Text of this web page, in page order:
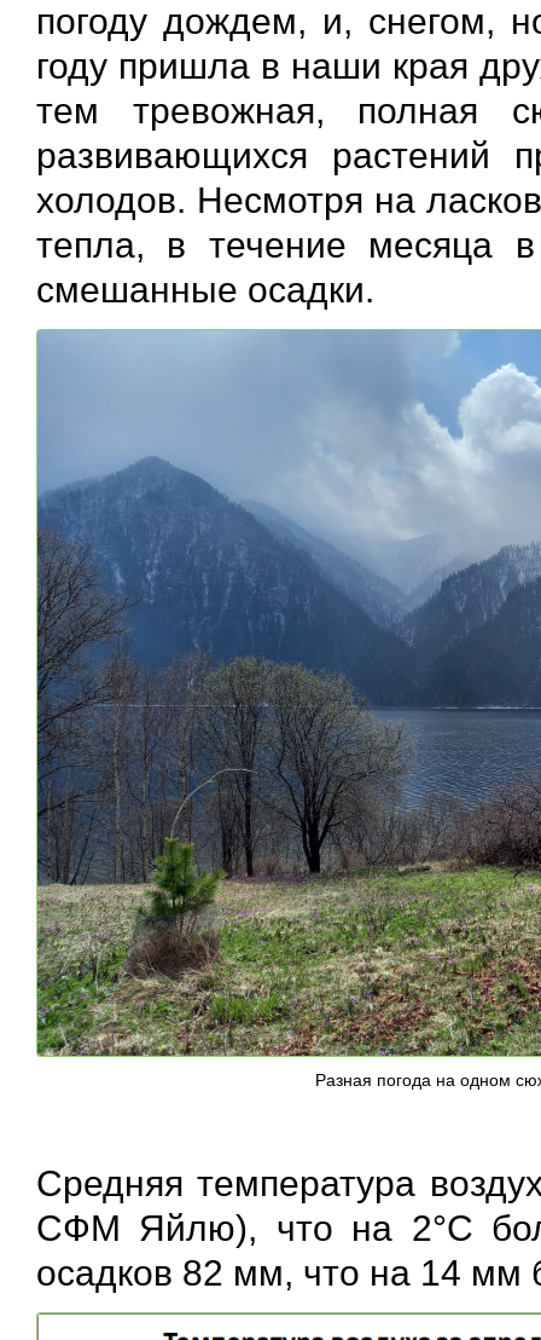
погоду дождем, и, снегом,
году пришла в наши края
тем тревожная, полная
развивающихся растений
холодов. Несмотря на
тепла, в течение месяца
смешанные осадки.
Разная погода на одном
Средняя температура
СФМ Яйлю), что на 2°С
осадков 82 мм, что на 14